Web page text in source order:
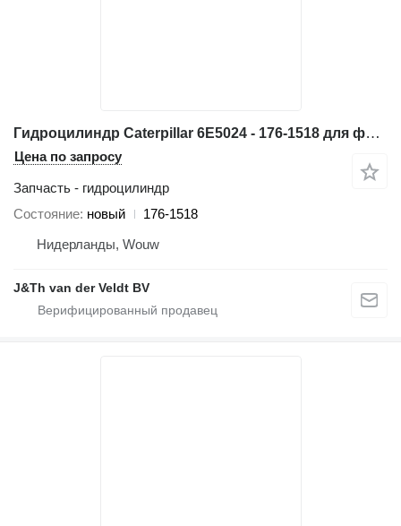
Гидроцилиндр Caterpillar 6E5024 - 176-1518 для фронтального погрузчика Caterpillar AD30 814B 815B 816B 966D 966E 970F 814F 815F 816F 966F 950H 962H R1600 R1600G 814FII 815FII 816FII 966FII
Цена по запросу
Запчасть - гидроцилиндр
Состояние новый
176-1518
Нидерланды, Wouw
J&Th van der Veldt BV